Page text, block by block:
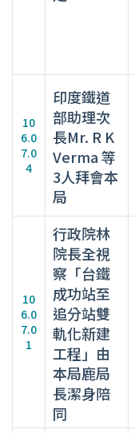
10
6.0
7.0
4
印度鐵道
部助理次
長Mr. R K
Verma 等
3人拜會本
局
10
6.0
7.0
1
行政院林
院長全視
察「台鐵
成功站至
追分站雙
軌化新建
工程」由
本局鹿局
長潔身陪
同